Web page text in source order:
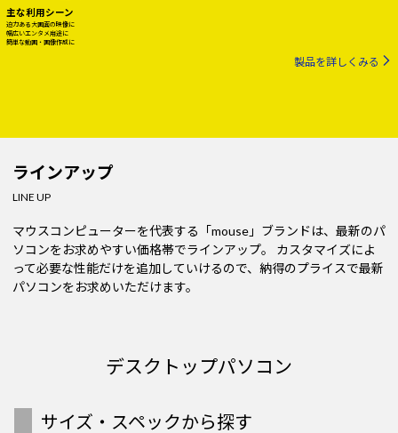
主な利用シーン
迫力ある大画面の映像に
幅広いエンタメ用途に
簡単な動画・画像作成に
製品を詳しくみる
ラインアップ
LINE UP
マウスコンピューターを代表する「mouse」ブランドは、最新のパ
ソコンをお求めやすい価格帯でラインアップ。 カスタマイズによ
って必要な性能だけを追加していけるので、納得のプライスで最新
パソコンをお求めいただけます。
デスクトップパソコン
サイズ・スペックから探す